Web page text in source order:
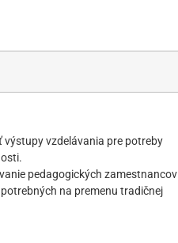
vzdelávania pre potreby
pedagogických zamestnancov
na premenu tradičnej